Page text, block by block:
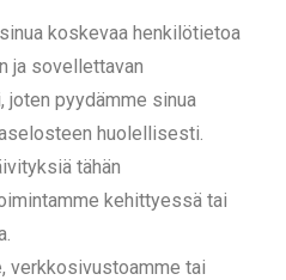
koskevaa henkilötietoa
ja sovellettavan
joten pyydämme sinua
huolellisesti.
tähän
kehittyessä tai
verkkosivustoamme tai